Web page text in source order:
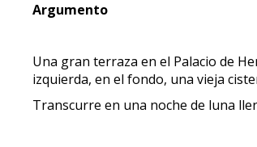
Argumento
Una gran terraza en el Palacio de
izquierda, en el fondo, una vieja
Transcurre en una noche de luna